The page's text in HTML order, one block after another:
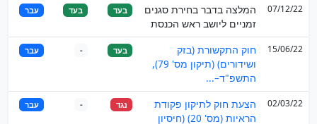
07/12/22
המלצה בדבר בחירת סגנים
זמניים ליושב ראש הכנסת
בעד בעד עבר
15/06/22
חוק התקשורת (בזק
ושידורים) (תיקון מס' 79),
התשפ"ד–...
בעד - עבר
02/03/22
הצעת חוק לתיקון פקודת
הראיות (מס' 20) (חיסיון
נגד - עבר